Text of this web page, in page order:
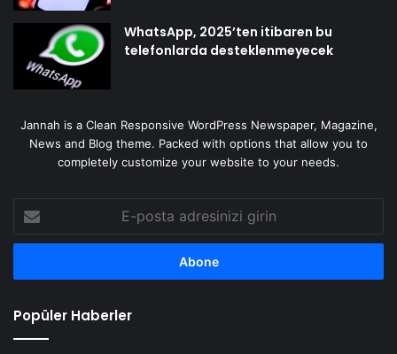
WhatsApp, 2025’ten itibaren bu
telefonlarda desteklenmeyecek
Jannah is a Clean Responsive WordPress Newspaper, Magazine,
News and Blog theme. Packed with options that allow you to
completely customize your website to your needs.
posta
adresinizi
Popüler Haberler